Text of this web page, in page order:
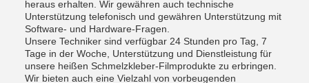
heraus erhalten. Wir gewähren auch technische
Unterstützung telefonisch und gewähren Unterstützung mit
Software- und Hardware-Fragen.
Unsere Techniker sind verfügbar 24 Stunden pro Tag, 7
Tage in der Woche, Unterstützung und Dienstleistung für
unsere heißen Schmelzkleber-Filmprodukte zu erbringen.
Wir bieten auch eine Vielzahl von vorbeugenden